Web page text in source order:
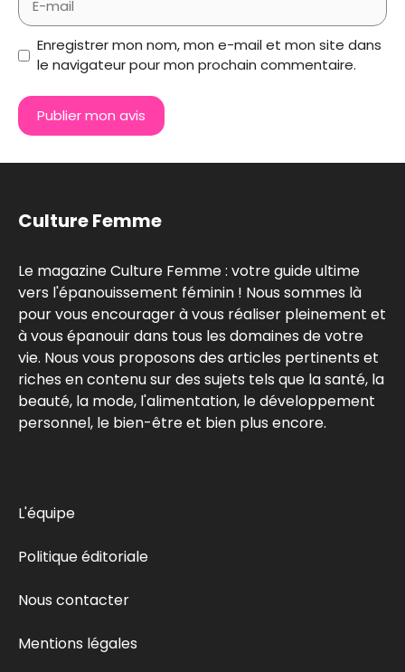
mail
Enregistrer mon nom, mon e-mail et mon site dans
le navigateur pour mon prochain commentaire.
Culture Femme
Le magazine Culture Femme : votre guide ultime
vers l'épanouissement féminin ! Nous sommes là
pour vous encourager à vous réaliser pleinement et
à vous épanouir dans tous les domaines de votre
vie. Nous vous proposons des articles pertinents et
riches en contenu sur des sujets tels que la santé, la
beauté, la mode, l'alimentation, le développement
personnel, le bien-être et bien plus encore.
L'équipe
Politique éditoriale
Nous contacter
Mentions légales